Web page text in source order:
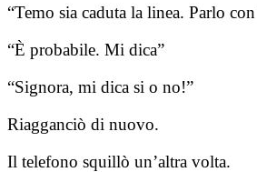
“Temo sia caduta la linea. Parlo
“È probabile. Mi dica”
“Signora, mi dica si o no!”
Riagganciò di nuovo.
Il telefono squillò un’altra volta.